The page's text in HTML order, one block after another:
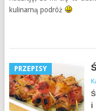
kulinarną podróż
PRZEPISY
i